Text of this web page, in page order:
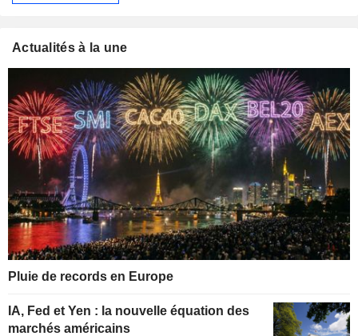
Actualités à la une
Pluie de records en Europe
IA, Fed et Yen : la nouvelle équation des
marchés américains